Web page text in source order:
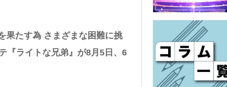
果たす為 さまざまな困難に挑
『ライトな兄弟』が8月5日、6